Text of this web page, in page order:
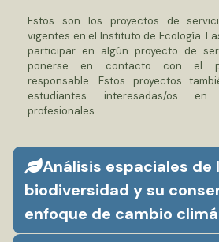
Estos son los proyectos de
vigentes en el Instituto de Ecología.
participar en algún proyecto de
ponerse en contacto con el
responsable. Estos proyectos
estudiantes interesadas/os
profesionales.
Análisis espaciales de
biodiversidad y su
enfoque de cambio